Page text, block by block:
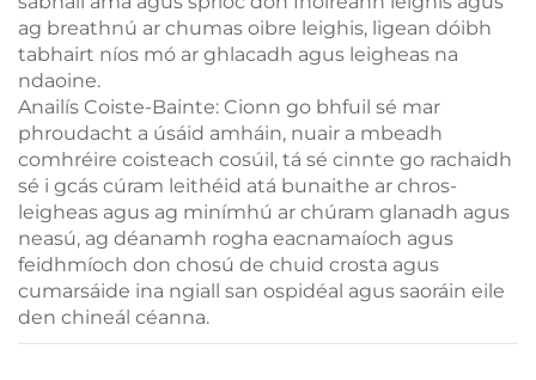
ag breathnú ar chumas oibre leighis, ligean dóibh
tabhairt níos mó ar ghlacadh agus leigheas na
ndaoine.
Anailís Coiste-Bainte: Cionn go bhfuil sé mar
phroudacht a úsáid amháin, nuair a mbeadh
comhréire coisteach cosúil, tá sé cinnte go rachaidh
sé i gcás cúram leithéid atá bunaithe ar chros-
leigheas agus ag minímhú ar chúram glanadh agus
neasú, ag déanamh rogha eacnamaíoch agus
feidhmíoch don chosú de chuid crosta agus
cumarsáide ina ngiall san ospidéal agus saoráin eile
den chineál céanna.